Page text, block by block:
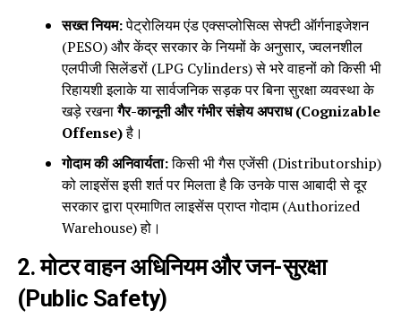
सख्त नियम:पेट्रोलियम एंड एक्सप्लोसिव्स सेफ्टी ऑर्गनाइजेशन
(PESO) और केंद्र सरकार के नियमों के अनुसार, ज्वलनशील
एलपीजी सिलेंडरों (LPG Cylinders) से भरे वाहनों को किसी भी
रिहायशी इलाके या सार्वजनिक सड़क पर बिना सुरक्षा व्यवस्था के
खड़े रखनागैर-कानूनी और गंभीर संज्ञेय अपराध (Cognizable
Offense)है।
गोदाम की अनिवार्यता:किसी भी गैस एजेंसी (Distributorship)
को लाइसेंस इसी शर्त पर मिलता है कि उनके पास आबादी से दूर
सरकार द्वारा प्रमाणित लाइसेंस प्राप्त गोदाम (Authorized
Warehouse) हो।
2. मोटर वाहन अधिनियम और जन-सुरक्षा
(Public Safety)